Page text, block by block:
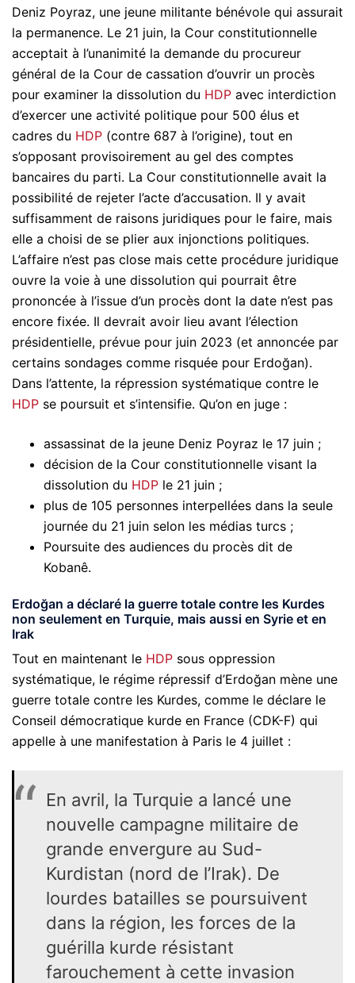
Deniz Poyraz, une jeune militante bénévole qui assurait
la permanence. Le 21 juin, la Cour constitutionnelle
acceptait à l’unanimité la demande du procureur
général de la Cour de cassation d’ouvrir un procès
pour examiner la dissolution du HDP avec interdiction
d’exercer une activité politique pour 500 élus et
cadres du HDP (contre 687 à l’origine), tout en
s’opposant provisoirement au gel des comptes
bancaires du parti. La Cour constitutionnelle avait la
possibilité de rejeter l’acte d’accusation. Il y avait
suffisamment de raisons juridiques pour le faire, mais
elle a choisi de se plier aux injonctions politiques.
L’affaire n’est pas close mais cette procédure juridique
ouvre la voie à une dissolution qui pourrait être
prononcée à l’issue d’un procès dont la date n’est pas
encore fixée. Il devrait avoir lieu avant l’élection
présidentielle, prévue pour juin 2023 (et annoncée par
certains sondages comme risquée pour Erdoğan).
Dans l’attente, la répression systématique contre le
HDP se poursuit et s’intensifie. Qu’on en juge :
assassinat de la jeune Deniz Poyraz le 17 juin ;
décision de la Cour constitutionnelle visant la
dissolution du HDP le 21 juin ;
plus de 105 personnes interpellées dans la seule
journée du 21 juin selon les médias turcs ;
Poursuite des audiences du procès dit de
Kobanê.
Erdoğan a déclaré la guerre totale contre les Kurdes
non seulement en Turquie, mais aussi en Syrie et en
Irak
Tout en maintenant le HDP sous oppression
systématique, le régime répressif d’Erdoğan mène une
guerre totale contre les Kurdes, comme le déclare le
Conseil démocratique kurde en France (CDK-F) qui
appelle à une manifestation à Paris le 4 juillet :
En avril, la Turquie a lancé une
nouvelle campagne militaire de
grande envergure au Sud-
Kurdistan (nord de l’Irak). De
lourdes batailles se poursuivent
dans la région, les forces de la
guérilla kurde résistant
farouchement à cette invasion